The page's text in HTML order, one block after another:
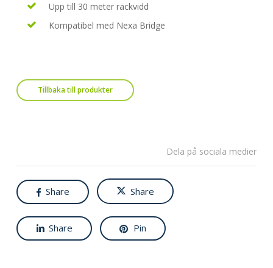
Upp till 30 meter räckvidd
Kompatibel med Nexa Bridge
Tillbaka till produkter
Dela på sociala medier
Share Share
Share Pin